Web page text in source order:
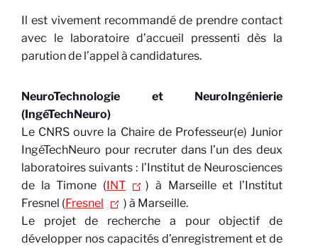
Il est vivement recommandé de prendre contact
avec le laboratoire d’accueil pressenti dès la
parution de l’appel à candidatures.
NeuroTechnologie et NeuroIngénierie
(IngéTechNeuro)
Le CNRS ouvre la Chaire de Professeur(e) Junior
IngéTechNeuro pour recruter dans l’un des deux
laboratoires suivants : l’Institut de Neurosciences
de la Timone (INT
) à Marseille et l’Institut
Fresnel (Fresnel
) à Marseille.
Le projet de recherche a pour objectif de
développer nos capacités d’enregistrement et de